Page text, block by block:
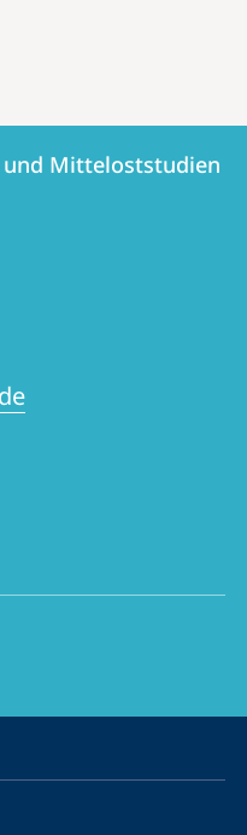
Mitteloststudien